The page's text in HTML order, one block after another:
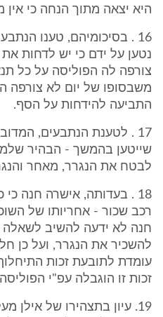
היא יצאה מתוך הנחה כי
16 . בסיכומיהם, טענו
נטען על ידם כי יש לדחות
צורפה לה הפוליסה על כל
משבסופו של יום לא צורפה
התביעה להידחות על הסף.
17 . לטענת הנתבעים,
שייטען בהמשך - הבהיר
לבטח את הנגרר, מאחר
18 . בעדותה, אישרה חנה
רכב שכור - אחריותו של
חנה לא ידעה להשיב לשאלה
להשכיר את הנגרר, ועל כן
עומדת לתובעת זכות
זכות זו הוגבלה עפ"י
19. עיון בתצהירו של אילן